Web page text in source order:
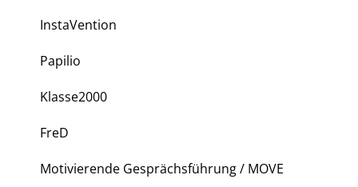
InstaVention
Papilio
Klasse2000
FreD
Motivierende Gesprächsführung / MOVE